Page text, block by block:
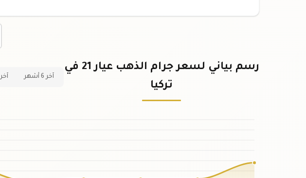
رسم بياني لسعر جرام الذهب عيار 21 في
تركيا
آخر 6 أشهر آخر 90 يوم